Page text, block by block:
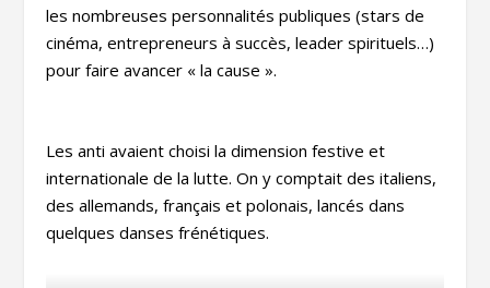
les nombreuses personnalités publiques (stars de
cinéma, entrepreneurs à succès, leader spirituels…)
pour faire avancer « la cause ».
Les anti avaient choisi la dimension festive et
internationale de la lutte. On y comptait des italiens,
des allemands, français et polonais, lancés dans
quelques danses frénétiques.